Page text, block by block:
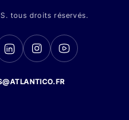
tous droits réservés.